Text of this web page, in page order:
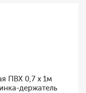
ПВХ 0,7 х 1м
держатель